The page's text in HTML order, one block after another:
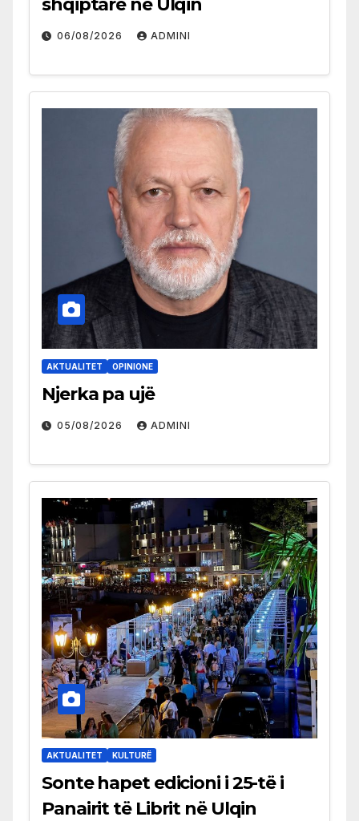
shqiptare në Ulqin
06/08/2026 ADMINI
AKTUALITET OPINIONE
Njerka pa ujë
05/08/2026 ADMINI
AKTUALITET KULTURË
Sonte hapet edicioni i 25-të i
Panairit të Librit në Ulqin